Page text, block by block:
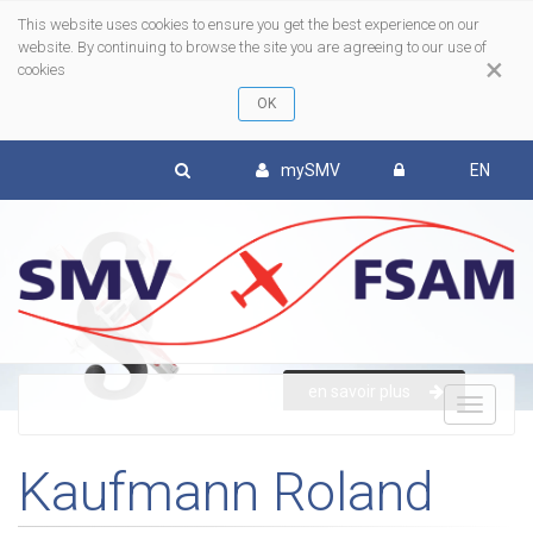
×
This website uses cookies to ensure you get the best experience on our
website. By continuing to browse the site you are agreeing to our use of
cookies
mySMV EN
Kaufmann Roland